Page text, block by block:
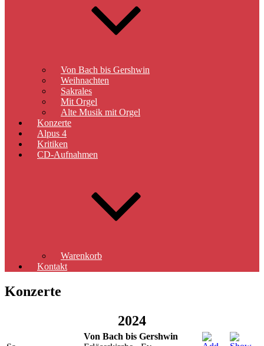
Von Bach bis Gershwin
Weihnachten
Sakrales
Mit Orgel
Alte Musik mit Orgel
Konzerte
Alpus 4
Kritiken
CD-Aufnahmen
Warenkorb
Kontakt
Konzerte
2024
Von Bach bis Gershwin